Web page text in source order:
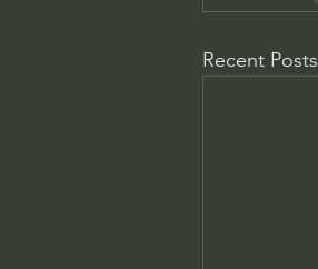
Recent Posts